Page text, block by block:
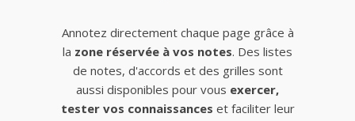
Annotez directement chaque page grâce à
la zone réservée à vos notes. Des listes
de notes, d'accords et des grilles sont
aussi disponibles pour vous exercer,
tester vos connaissances et faciliter leur